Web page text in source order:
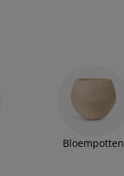
Bloempotten